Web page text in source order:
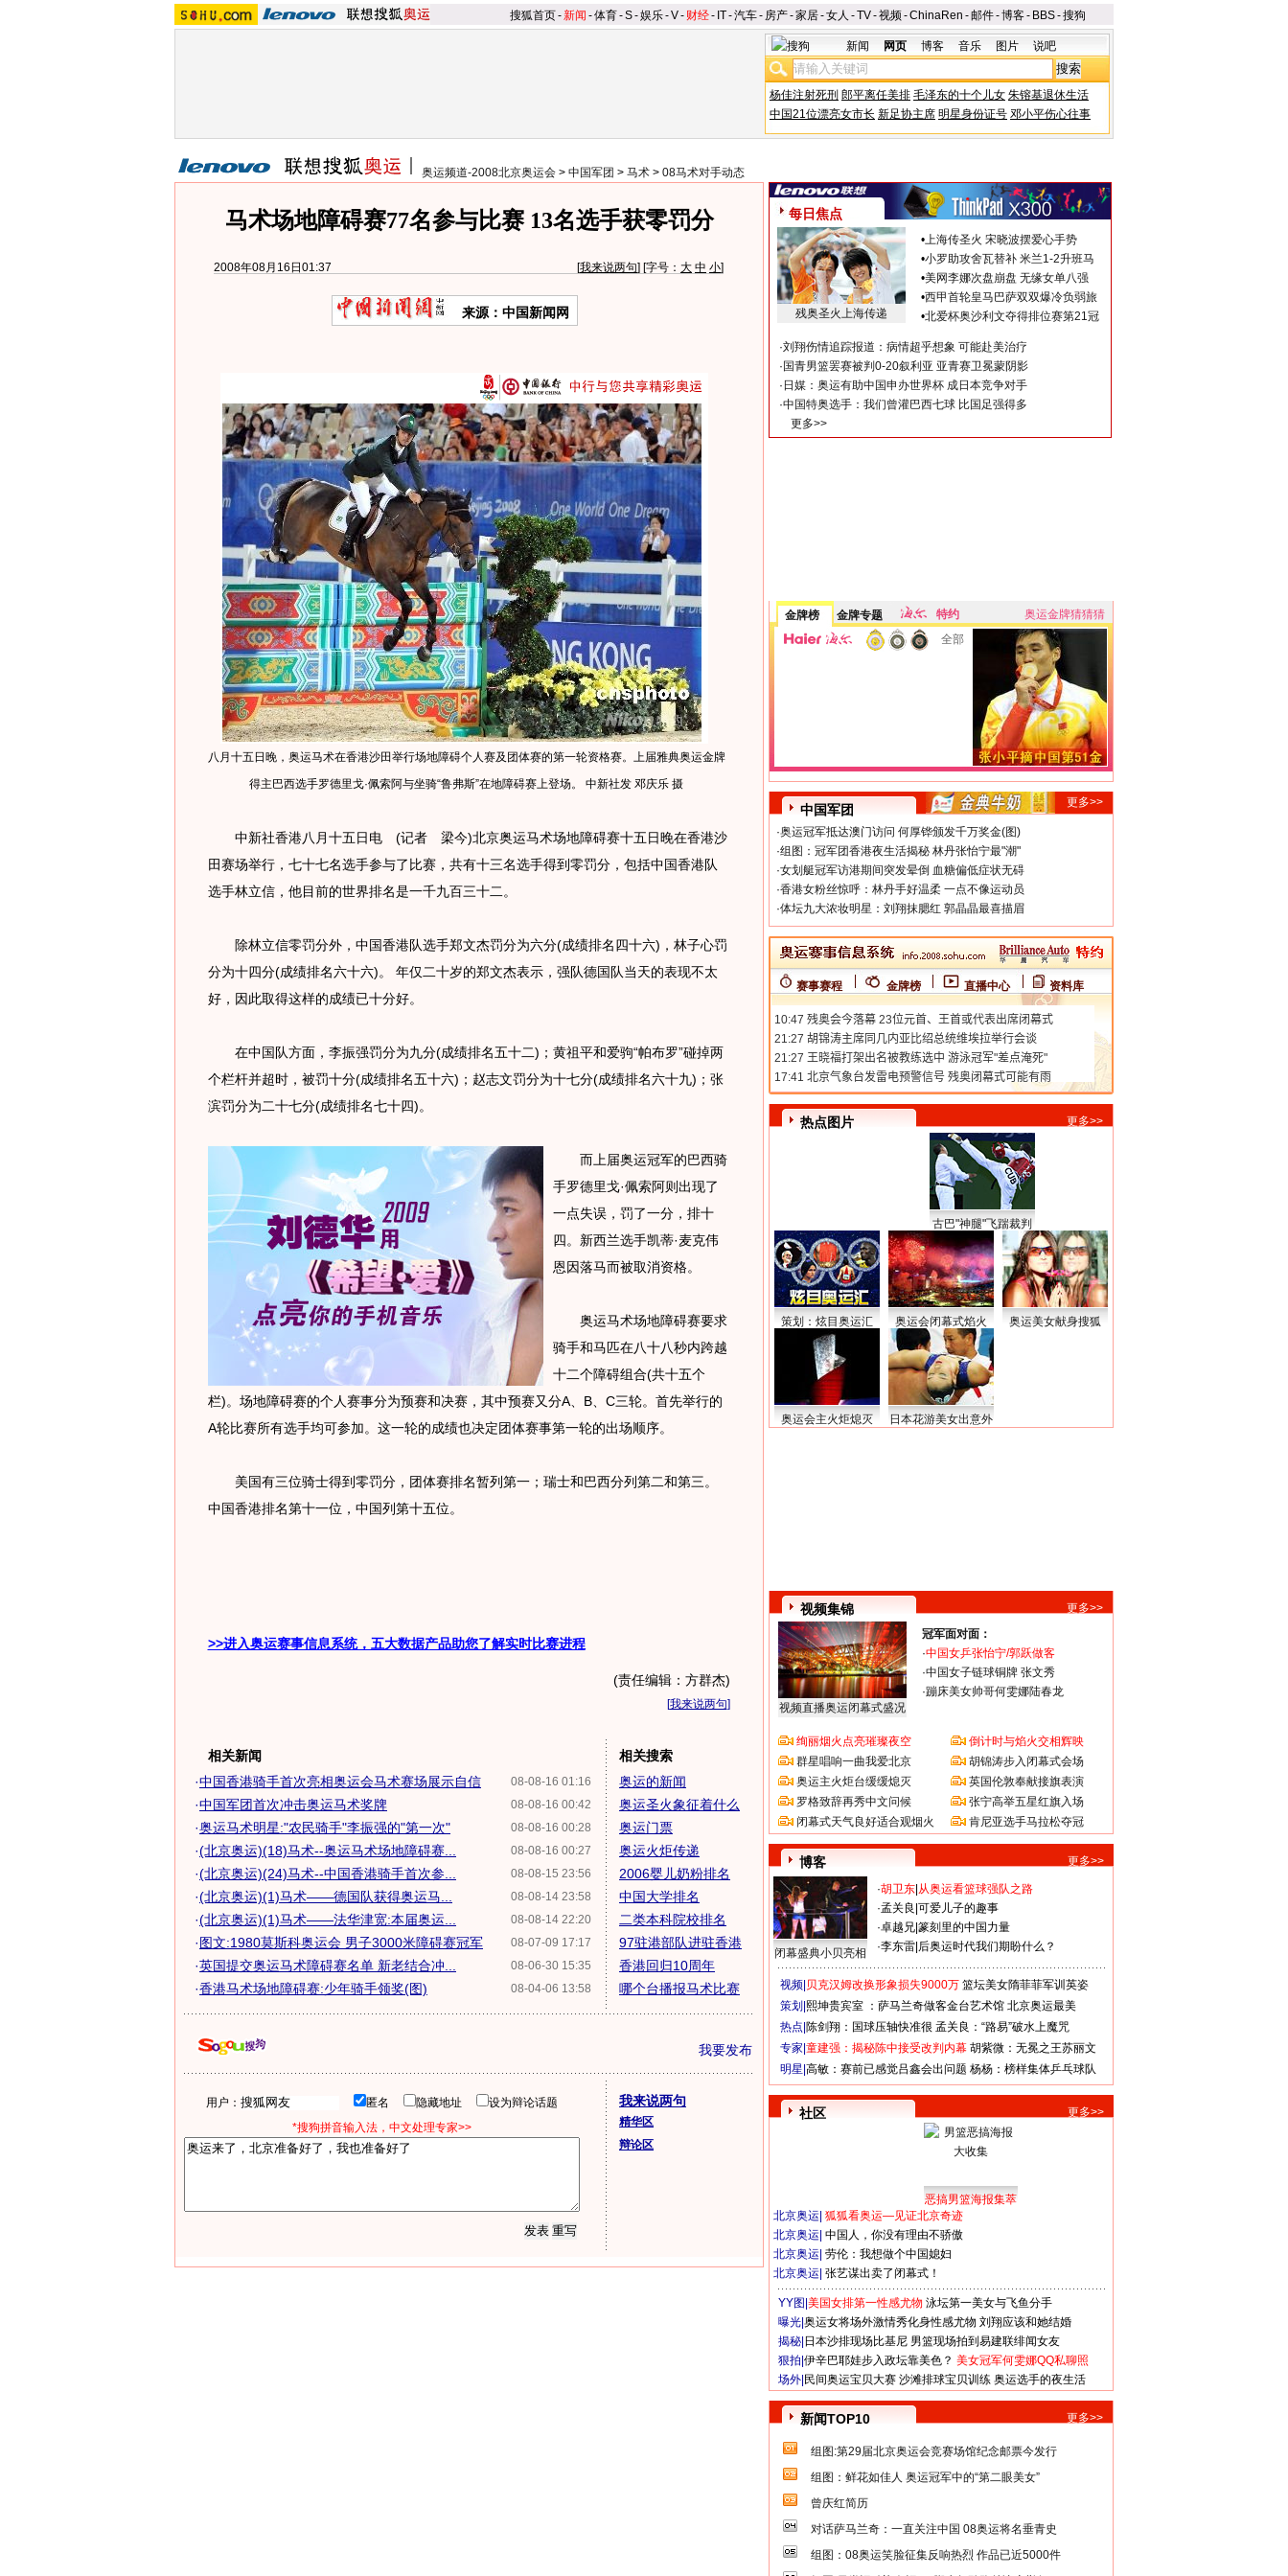
搜狐首页-新闻 -体育-S-娱乐-V- 财经- IT-汽车- 房产-家居-女人 -TV-视频-ChinaRen -邮件-博客- BBS-搜狗
新闻 网页 博客 音乐 图片 说吧
杨佳注射死刑 郎平离任美排 毛泽东的十个儿女 朱镕基退休生活
中国21位漂亮女市长 新足协主席 明星身份证号 邓小平伤心往事
奥运频道-2008北京奥运会 > 中国军团 > 马术 > 08马术对手动态
马术场地障碍赛77名参与比赛 13名选手获零罚分
2008年08月16日01:37 [我来说两句] [字号： 大 中 小]
来源：中国新闻网
八月十五日晚，奥运马术在香港沙田举行场地障碍个人赛及团体赛的第一轮资格赛。上届雅典奥运金牌
得主巴西选手罗德里戈·佩索阿与坐骑“鲁弗斯”在地障碍赛上登场。 中新社发 邓庆乐 摄
中新社香港八月十五日电 (记者 梁今)北京奥运马术场地障碍赛十五日晚在香港沙
田赛场举行，七十七名选手参与了比赛，共有十三名选手得到零罚分，包括中国香港队
选手林立信，他目前的世界排名是一千九百三十二。
除林立信零罚分外，中国香港队选手郑文杰罚分为六分(成绩排名四十六)，林子心罚
分为十四分(成绩排名六十六)。 年仅二十岁的郑文杰表示，强队德国队当天的表现不太
好，因此取得这样的成绩已十分好。
在中国队方面，李振强罚分为九分(成绩排名五十二)；黄祖平和爱驹“帕布罗”碰掉两
个栏杆并超时，被罚十分(成绩排名五十六)；赵志文罚分为十七分(成绩排名六十九)；张
滨罚分为二十七分(成绩排名七十四)。
而上届奥运冠军的巴西骑
手罗德里戈·佩索阿则出现了
一点失误，罚了一分，排十
四。新西兰选手凯蒂·麦克伟
恩因落马而被取消资格。
奥运马术场地障碍赛要求
骑手和马匹在八十八秒内跨越
十二个障碍组合(共十五个
栏)。场地障碍赛的个人赛事分为预赛和决赛，其中预赛又分A、B、C三轮。首先举行的
A轮比赛所有选手均可参加。这一轮的成绩也决定团体赛事第一轮的出场顺序。
美国有三位骑士得到零罚分，团体赛排名暂列第一；瑞士和巴西分列第二和第三。
中国香港排名第十一位，中国列第十五位。
>>进入奥运赛事信息系统，五大数据产品助您了解实时比赛进程
(责任编辑：方群杰)
[我来说两句]
相关新闻
08-08-16 01:16
·中国香港骑手首次亮相奥运会马术赛场展示自信
08-08-16 00:42
·中国军团首次冲击奥运马术奖牌
08-08-16 00:28
·奥运马术明星:"农民骑手"李振强的"第一次"
08-08-16 00:27
·(北京奥运)(18)马术--奥运马术场地障碍赛...
08-08-15 23:56
·(北京奥运)(24)马术--中国香港骑手首次参...
08-08-14 23:58
·(北京奥运)(1)马术——德国队获得奥运马...
08-08-14 22:20
·(北京奥运)(1)马术——法华津宽:本届奥运...
08-07-09 17:17
·图文:1980莫斯科奥运会 男子3000米障碍赛冠军
08-06-30 15:35
·英国提交奥运马术障碍赛名单 新老结合冲...
08-04-06 13:58
·香港马术场地障碍赛:少年骑手领奖(图)
相关搜索
奥运的新闻
奥运圣火象征着什么
奥运门票
奥运火炬传递
2006婴儿奶粉排名
中国大学排名
二类本科院校排名
97驻港部队进驻香港
香港回归10周年
哪个台播报马术比赛
我要发布
用户： 匿名 隐藏地址
设为辩论话题
*搜狗拼音输入法，中文处理专家>>
我来说两句
精华区
辩论区
每日焦点
残奥圣火上海传递
•上海传圣火 宋晓波摆爱心手势
•小罗助攻舍瓦替补 米兰1-2升班马
•美网李娜次盘崩盘 无缘女单八强
•西甲首轮皇马巴萨双双爆冷负弱旅
•北爱杯奥沙利文夺得排位赛第21冠
·刘翔伤情追踪报道：病情超乎想象 可能赴美治疗
· 国青男篮罢赛被判0-20叙利亚 亚青赛卫冕蒙阴影
· 日媒：奥运有助中国申办世界杯 成日本竞争对手
·中国特奥选手：我们曾灌巴西七球 比国足强得多
更多>>
金牌榜 金牌专题 特约
奥运金牌猜猜猜
全部
中国军团
更多>>
·奥运冠军抵达澳门访问 何厚铧颁发千万奖金(图)
·组图：冠军团香港夜生活揭秘 林丹张怡宁最"潮"
·女划艇冠军访港期间突发晕倒 血糖偏低症状无碍
·香港女粉丝惊呼：林丹手好温柔 一点不像运动员
·体坛九大浓妆明星：刘翔抹腮红 郭晶晶最喜描眉
赛事赛程 金牌榜 直播中心 资料库
热点图片 更多>>
古巴"神腿"飞踹裁判
策划：炫目奥运汇 奥运会闭幕式焰火 奥运美女献身搜狐
奥运会主火炬熄灭 日本花游美女出意外
视频集锦 更多>>
视频直播奥运闭幕式盛况
冠军面对面：
·中国女乒张怡宁/郭跃做客
·中国女子链球铜牌 张文秀
·蹦床美女帅哥何雯娜陆春龙
绚丽烟火点亮璀璨夜空
群星唱响一曲我爱北京
奥运主火炬台缓缓熄灭
罗格致辞再秀中文问候
闭幕式天气良好适合观烟火
倒计时与焰火交相辉映
胡锦涛步入闭幕式会场
英国伦敦奉献接旗表演
张宁高举五星红旗入场
肯尼亚选手马拉松夺冠
博客 更多>>
闭幕盛典小贝亮相
·胡卫东 从奥运看篮球强队之路
·孟关良 可爱儿子的趣事
·卓越兄 篆刻里的中国力量
·李东雷 后奥运时代我们期盼什么？
视频| 贝克汉姆改换形象损失9000万 篮坛美女隋菲菲军训英姿
策划| 熙坤贵宾室 ：萨马兰奇做客金台艺术馆 北京奥运最美
热点| 陈剑翔：国球压轴快准很 孟关良：“路易”破水上魔咒
专家| 童建强：揭秘陈中接受改判内幕 胡紫微：无冕之王苏丽文
明星| 高敏：赛前已感觉吕鑫会出问题 杨杨：榜样集体乒乓球队
社区 更多>>
恶搞男篮海报集萃
北京奥运 狐狐看奥运—见证北京奇迹
北京奥运 中国人，你没有理由不骄傲
北京奥运 劳伦：我想做个中国媳妇
北京奥运 张艺谋出卖了闭幕式！
YY图| 美国女排第一性感尤物 泳坛第一美女与飞鱼分手
曝光| 奥运女将场外激情秀化身性感尤物 刘翔应该和她结婚
揭秘| 日本沙排现场比基尼 男篮现场拍到易建联绯闻女友
狠拍| 伊辛巴耶娃步入政坛靠美色？ 美女冠军何雯娜QQ私聊照
场外| 民间奥运宝贝大赛 沙滩排球宝贝训练 奥运选手的夜生活
新闻TOP10 更多>>
组图:第29届北京奥运会竞赛场馆纪念邮票今发行
组图：鲜花如佳人 奥运冠军中的“第二眼美女”
曾庆红简历
对话萨马兰奇：一直关注中国 08奥运将名垂青史
组图：08奥运笑脸征集反响热烈 作品已近5000件